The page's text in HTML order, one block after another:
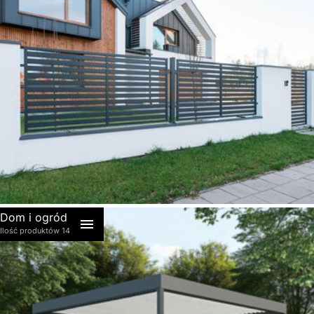
akcesoria
Dom i ogród
Ilość produktów 14